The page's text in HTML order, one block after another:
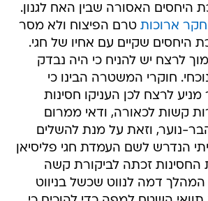
היחסים האסורה שבין האח לגנון.
נחקר ארוכות טרם הפיצוח ולא מסר
היחסים שקיים עם אחיו של חגי.
לרצח יש להניח כי היה נבדק
חוקרי המשטרה הבינו כי
לרצח לכן העניקו חסינות
קשות לכאורה, ודאי ממרום
נוער, וזאת על מנת להשלים
הנדרש לשם העמדת חגי פליסיאן
החסינות זכתה לביקורת קשה
דמה לנווט שכשל בניווט